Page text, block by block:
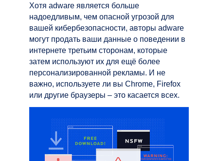
Хотя adware является больше
надоедливым, чем опасной угрозой для
вашей кибербезопасности, авторы adware
могут продать ваши данные о поведении в
интернете третьим сторонам, которые
затем используют их для ещё более
персонализированной рекламы. И не
важно, используете ли вы Chrome, Firefox
или другие браузеры – это касается всех.